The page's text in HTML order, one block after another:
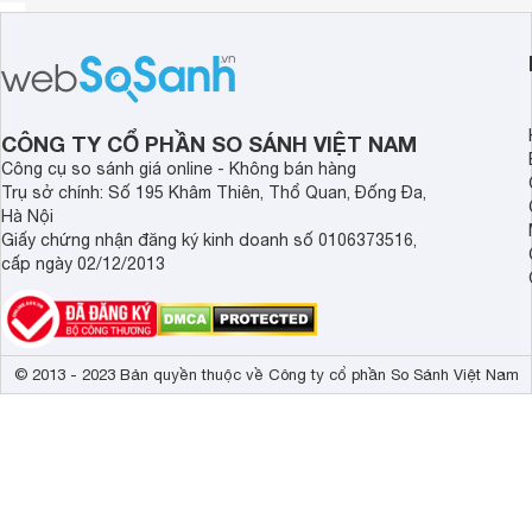
CÔNG TY CỔ PHẦN SO SÁNH VIỆT NAM
Công cụ so sánh giá online - Không bán hàng
Trụ sở chính: Số 195 Khâm Thiên, Thổ Quan, Đống Đa,
Hà Nội
Giấy chứng nhận đăng ký kinh doanh số 0106373516,
cấp ngày 02/12/2013
© 2013 - 2023 Bản quyền thuộc về Công ty cổ phần So Sánh Việt Nam